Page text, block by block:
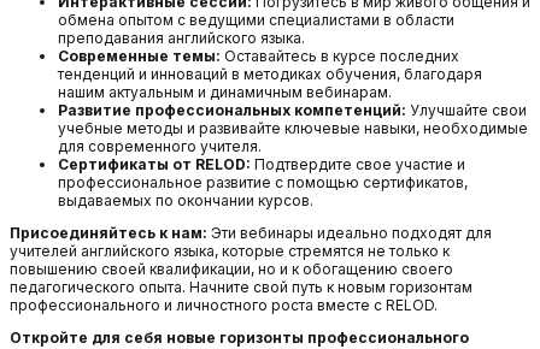
обмена опытом с ведущими специалистами в области
преподавания английского языка.
Современные темы: Оставайтесь в курсе последних
тенденций и инноваций в методиках обучения, благодаря
нашим актуальным и динамичным вебинарам.
Развитие профессиональных компетенций: Улучшайте свои
учебные методы и развивайте ключевые навыки, необходимые
для современного учителя.
Сертификаты от RELOD: Подтвердите свое участие и
профессиональное развитие с помощью сертификатов,
выдаваемых по окончании курсов.
Присоединяйтесь к нам: Эти вебинары идеально подходят для
учителей английского языка, которые стремятся не только к
повышению своей квалификации, но и к обогащению своего
педагогического опыта. Начните свой путь к новым горизонтам
профессионального и личностного роста вместе с RELOD.
Откройте для себя новые горизонты профессионального